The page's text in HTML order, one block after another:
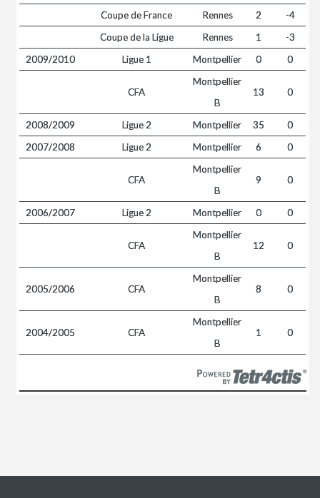
Coupe de France
Rennes 2
-4
Coupe de la Ligue
Rennes 1
-3
2009/2010
Ligue 1 Montpellier 0 0
CFA
Montpellier
B
13 0
2008/2009 Ligue 2 Montpellier 35
0
2007/2008
Ligue 2 Montpellier 6 0
CFA
Montpellier
B
9 0
2006/2007 Ligue 2 Montpellier 0 0
CFA
Montpellier
B
12 0
2005/2006 CFA
Montpellier
B
8 0
2004/2005 CFA
Montpellier
B
1 0